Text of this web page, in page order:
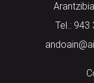
Tel.: 943